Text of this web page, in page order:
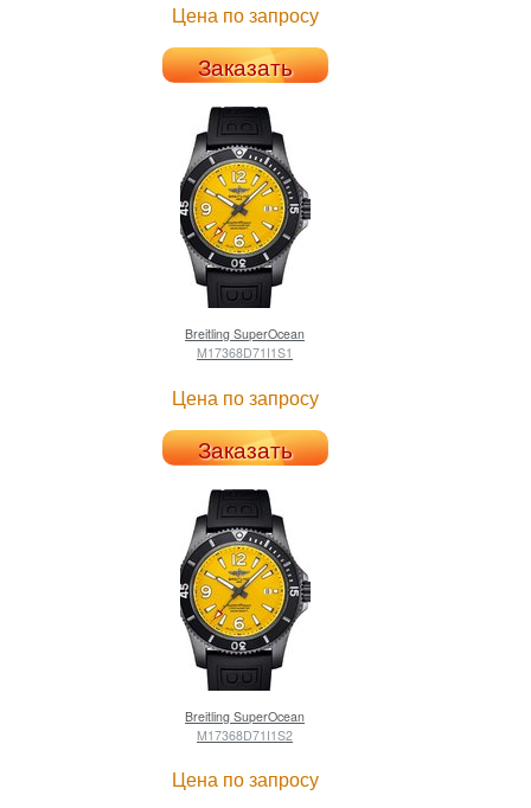
Цена по запросу
Заказать
Breitling SuperOcean
M17368D71I1S1
Цена по запросу
Заказать
Breitling SuperOcean
M17368D71I1S2
Цена по запросу